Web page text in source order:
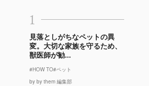
1
見落としがちなペットの異
変。大切な家族を守るため、
獣医師が勧...
#HOW TO#ペット
by by them 編集部